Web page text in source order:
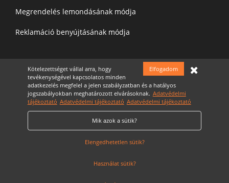
Megrendelés lemondásának módja
Reklamáció benyújtásának módja
Felíratkozás a hírelevélre
Adatvédelmi nyilatkozatot
Elfogadom
Kötelezettséget vállal arra, hogy
tevékenységével kapcsolatos minden
adatkezelés megfelel a jelen szabályzatban és a hatályos
jogszabályokban meghatározott elvárásoknak. Adatvédelmi
tájékoztató Adatvédelmi tájékoztató Adatvédelmi tájékoztató
Mik azok a sütik?
Elengedhetetlen sütik?
Használat sütik?